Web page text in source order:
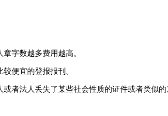
字数越多费用越高。
便宜的登报报刊。
者法人丢失了某些社会性质的证件或者类似